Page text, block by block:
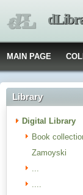
MAIN PAGE
Library
Digital Library
Book
Zamoyski
...
....